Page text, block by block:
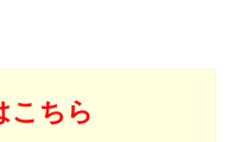
こちら